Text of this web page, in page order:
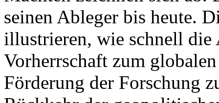
seinen Ableger bis heute.
illustrieren, wie schnell die
Vorherrschaft zum
Förderung der Forschung